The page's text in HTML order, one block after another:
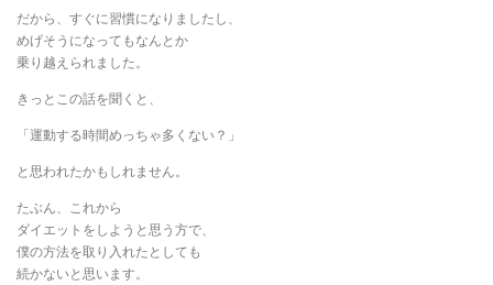
だから、すぐに習慣になりましたし、
めげそうになってもなんとか
乗り越えられました。
きっとこの話を聞くと、
「運動する時間めっちゃ多くない？」
と思われたかもしれません。
たぶん、これから
ダイエットをしようと思う方で、
僕の方法を取り入れたとしても
続かないと思います。